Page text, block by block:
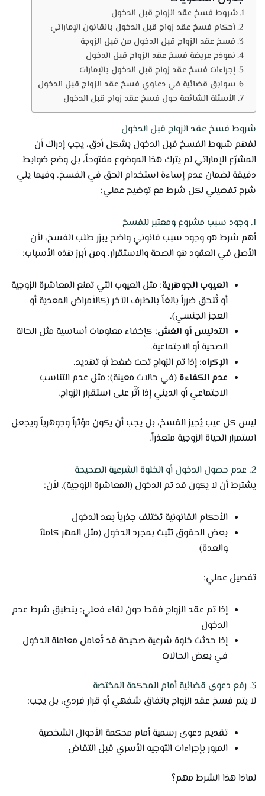
شروط فسخ عقد الزواج قبل الدخول
أحكام فسخ عقد زواج قبل الدخول بالقانون الإماراتي
فسخ عقد الزواج قبل الدخول من قبل الزوجة
نموذج عريضة فسخ عقد الزواج قبل الدخول
إجراءات فسخ عقد زواج قبل الدخول بالإمارات
سوابق قضائية في دعاوي فسخ عقد الزواج قبل الدخول
الأسئلة الشائعة حول فسخ عقد زواج قبل الدخول
شروط فسخ عقد الزواج قبل الدخول
لفهم شروط الفسخ قبل الدخول بشكل أدق، يجب إدراك أن
المشرّع الإماراتي لم يترك هذا الموضوع مفتوحاً، بل وضع ضوابط
دقيقة لضمان عدم إساءة استخدام الحق في الفسخ. وفيما يلي
شرح تفصيلي لكل شرط مع توضيح عملي:
1. وجود سبب مشروع ومعتبر للفسخ
أهم شرط هو وجود سبب قانوني واضح يبرّر طلب الفسخ، لأن
الأصل في العقود هو الصحة والاستقرار. ومن أبرز هذه الأسباب:
العيوب الجوهرية: مثل العيوب التي تمنع المعاشرة الزوجية
أو تُلحق ضرراً بالغاً بالطرف الآخر (كالأمراض المعدية أو
العجز الجنسي).
التدليس أو الغش: كإخفاء معلومات أساسية مثل الحالة
الصحية أو الاجتماعية.
الإكراه: إذا تم الزواج تحت ضغط أو تهديد.
عدم الكفاءة (في حالات معينة): مثل عدم التناسب
الاجتماعي أو الديني إذا أثّر على استقرار الزواج.
ليس كل عيب يُجيز الفسخ، بل يجب أن يكون مؤثراً وجوهرياً ويجعل
استمرار الحياة الزوجية متعذراً.
2. عدم حصول الدخول أو الخلوة الشرعية الصحيحة
يشترط أن لا يكون قد تم الدخول (المعاشرة الزوجية)، لأن:
الأحكام القانونية تختلف جذرياً بعد الدخول
بعض الحقوق تثبت بمجرد الدخول (مثل المهر كاملاً
والعدة)
تفصيل عملي:
إذا تم عقد الزواج فقط دون لقاء فعلي: ينطبق شرط عدم
الدخول
إذا حدثت خلوة شرعية صحيحة قد تُعامل معاملة الدخول
في بعض الحالات
3. رفع دعوى قضائية أمام المحكمة المختصة
لا يتم فسخ عقد الزواج باتفاق شفهي أو قرار فردي، بل يجب:
تقديم دعوى رسمية أمام محكمة الأحوال الشخصية
المرور بإجراءات التوجيه الأسري قبل التقاض
لماذا هذا الشرط مهم؟